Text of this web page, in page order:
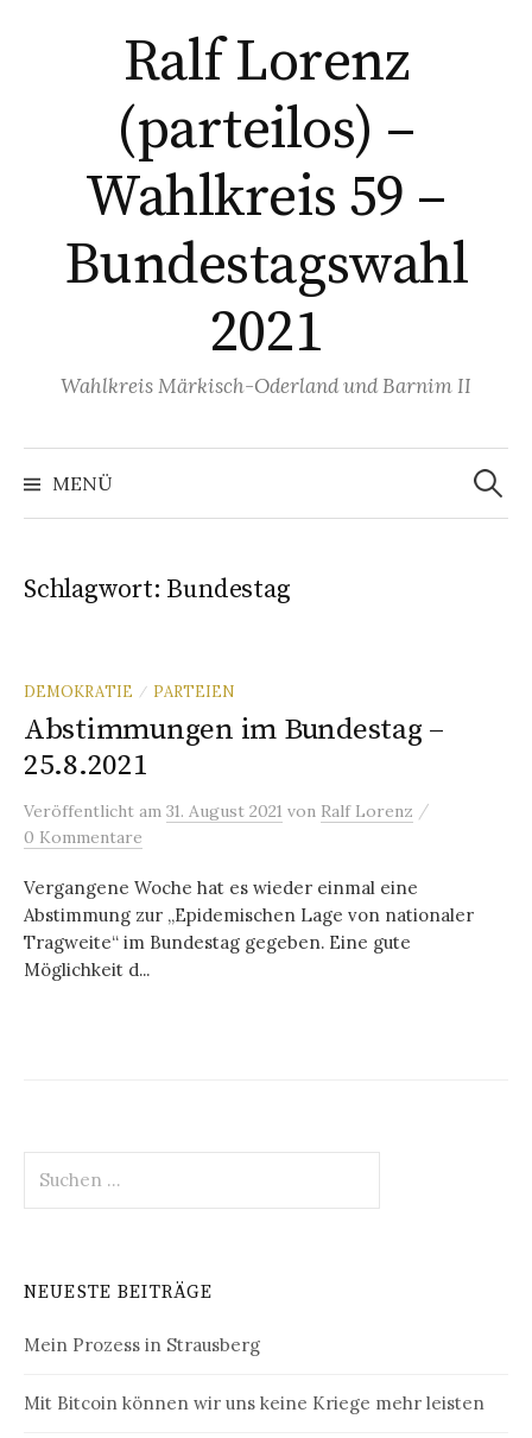
Ralf Lorenz
(parteilos) –
Wahlkreis 59 –
Bundestagswahl
2021
Wahlkreis Märkisch-Oderland und Barnim II
MENÜ
Suchen
nach:
Schlagwort: Bundestag
DEMOKRATIE / PARTEIEN
Abstimmungen im Bundestag –
25.8.2021
Veröffentlicht am 31. August 2021 von Ralf Lorenz /
0 Kommentare
Vergangene Woche hat es wieder einmal eine
Abstimmung zur „Epidemischen Lage von nationaler
Tragweite“ im Bundestag gegeben. Eine gute
Möglichkeit d...
nach:
NEUESTE BEITRÄGE
Mein Prozess in Strausberg
Mit Bitcoin können wir uns keine Kriege mehr leisten